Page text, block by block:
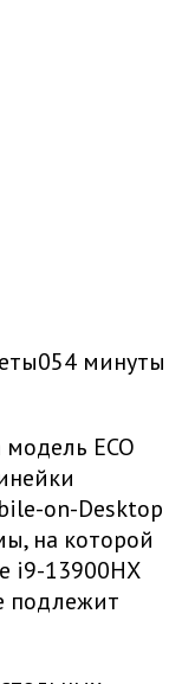
минуты
ECO
on-Desktop
на которой
i9-13900HX
подлежит